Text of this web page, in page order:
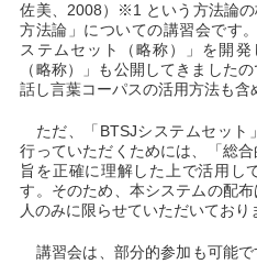
佐美、2008）※1 という方法論
方法論」についての講習会です
ステムセット（略称）」を開
（略称）」も公開してきました
話し言葉コーパスの活用方法も含
ただ、「BTSJシステムセッ
行っていただくためには、「総
旨を正確に理解した上で活用し
す。そのため、本システムの配
人のみに限らせていただいており
講習会は、部分的参加も可能